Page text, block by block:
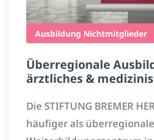
Ausbildung Nichtmitglieder
Überregionale
ärztliches &
Die STIFTUNG BREMER
häufiger als